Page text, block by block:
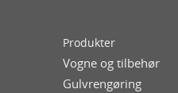
Produkter
Vogne og tilbehør
Gulvrengøring